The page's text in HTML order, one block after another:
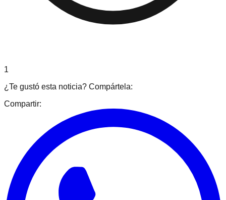
1
¿Te gustó esta noticia? Compártela:
Compartir: